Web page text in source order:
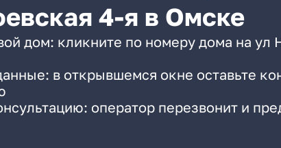
4-я в Омске
дом: кликните по номеру дома на ул
в открывшемся окне оставьте
оператор перезвонит и